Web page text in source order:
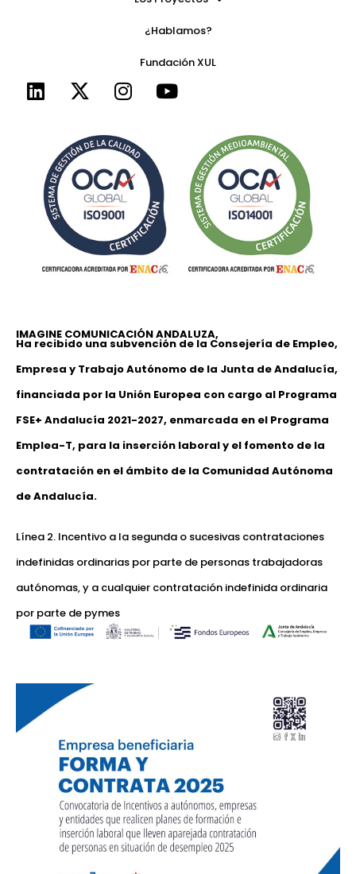
¿Hablamos?
Fundación XUL
IMAGINE COMUNICACIÓN ANDALUZA,
Ha recibido una subvención de la Consejería de Empleo,
Empresa y Trabajo Autónomo de la Junta de Andalucía,
financiada por la Unión Europea con cargo al Programa
FSE+ Andalucía 2021-2027, enmarcada en el Programa
Emplea-T, para la inserción laboral y el fomento de la
contratación en el ámbito de la Comunidad Autónoma
de Andalucía.
Línea 2. Incentivo a la segunda o sucesivas contrataciones
indefinidas ordinarias por parte de personas trabajadoras
autónomas, y a cualquier contratación indefinida ordinaria
por parte de pymes